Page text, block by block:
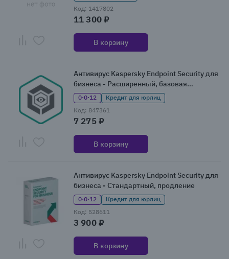
Код: 1417802
11 300 ₽
В корзину
Антивирус Kaspersky Endpoint Security для
бизнеса - Расширенный, базовая
лицензия
0·0·12
Кредит для юрлиц
Код: 847361
7 275 ₽
В корзину
Антивирус Kaspersky Endpoint Security для
бизнеса - Стандартный, продление
0·0·12
Кредит для юрлиц
Код: 528611
3 900 ₽
В корзину